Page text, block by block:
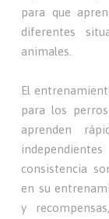
para que
diferentes
animales.
El
para los
aprenden
consistencia
en su
y